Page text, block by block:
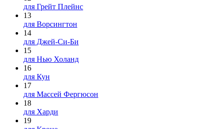
для Грейт Плейнс
13
для Ворсингтон
14
для Джей-Си-Би
15
для Нью Холанд
16
для Кун
17
для Массей Фергюсон
18
для Харди
19